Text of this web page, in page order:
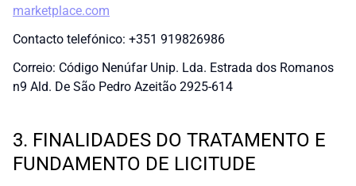
marketplace.com
Contacto telefónico: +351 919826986
Correio: Código Nenúfar Unip. Lda. Estrada dos Romanos
n9 Ald. De São Pedro Azeitão 2925-614
3. FINALIDADES DO TRATAMENTO E
FUNDAMENTO DE LICITUDE